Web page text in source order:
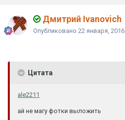
Дмитрий Ivanovich
Опубликовано 22 января, 2016
Цитата
ale2211
ай не магу фотки выложить